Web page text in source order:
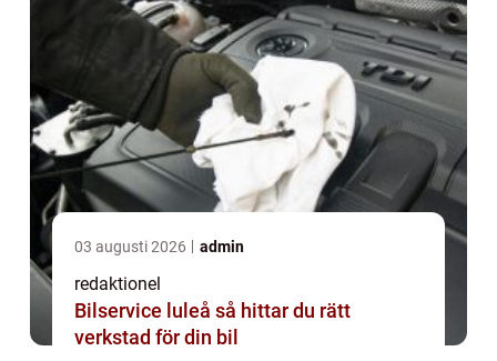
03 augusti 2026 admin
redaktionel
Bilservice luleå så hittar du rätt
verkstad för din bil